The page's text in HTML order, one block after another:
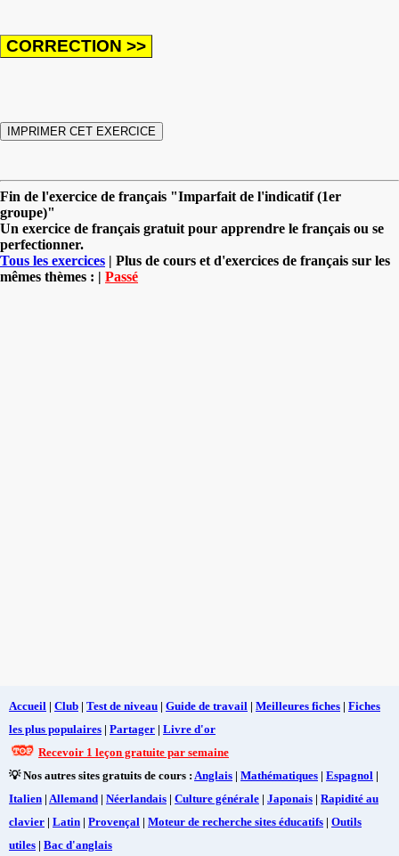
Fin de l'exercice de français "Imparfait de l'indicatif (1er
groupe)"
Un exercice de français gratuit pour apprendre le français ou se
perfectionner.
Tous les exercices | Plus de cours et d'exercices de français sur les
mêmes thèmes : | Passé
Accueil | Club | Test de niveau | Guide de travail | Meilleures fiches | Fiches
les plus populaires | Partager | Livre d'or
Recevoir 1 leçon gratuite par semaine
💡 Nos autres sites gratuits de cours : Anglais | Mathématiques | Espagnol |
Italien | Allemand | Néerlandais | Culture générale | Japonais | Rapidité au
clavier | Latin | Provençal | Moteur de recherche sites éducatifs | Outils
utiles | Bac d'anglais